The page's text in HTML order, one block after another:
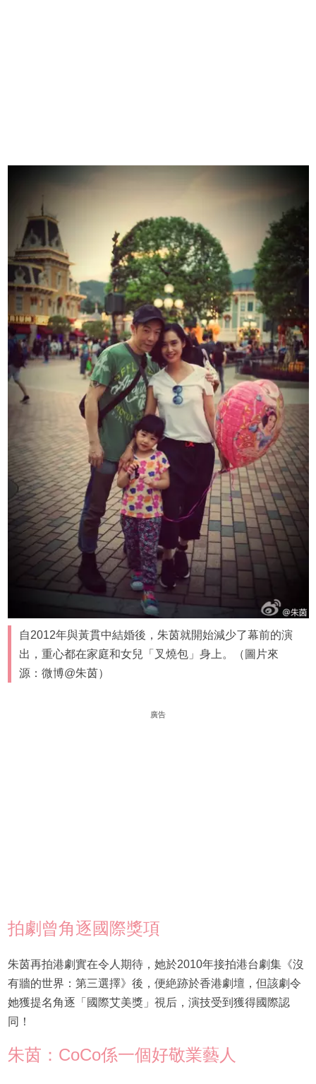
自2012年與黃貫中結婚後，朱茵就開始減少了幕前的演
出，重心都在家庭和女兒「叉燒包」身上。（圖片來
源：微博@朱茵）
廣告
拍劇曾角逐國際獎項
朱茵再拍港劇實在令人期待，她於2010年接拍港台劇集《沒
有牆的世界：第三選擇》後，便絶跡於香港劇壇，但該劇令
她獲提名角逐「國際艾美獎」視后，演技受到獲得國際認
同！
朱茵：CoCo係一個好敬業藝人